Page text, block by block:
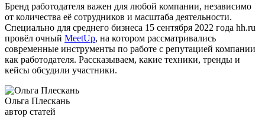
Бренд работодателя важен для любой компании, независимо
от количества её сотрудников и масштаба деятельности.
Специально для среднего бизнеса 15 сентября 2022 года hh.ru
провёл очный MeetUp, на котором рассматривались
современные инструменты по работе с репутацией компании
как работодателя. Рассказываем, какие техники, тренды и
кейсы обсудили участники.
Ольга Плескань
автор статей